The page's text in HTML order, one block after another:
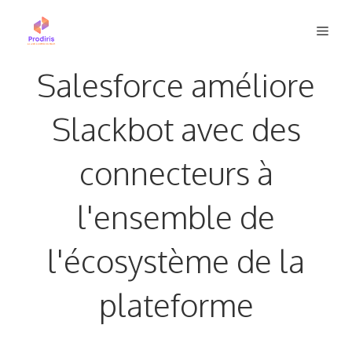
Salesforce améliore
Slackbot avec des
connecteurs à
l'ensemble de
l'écosystème de la
plateforme